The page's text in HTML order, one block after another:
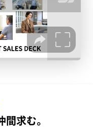
求む。